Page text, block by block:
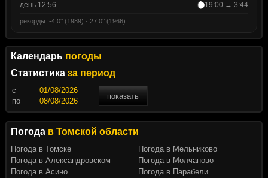
день 12:56
19:00 → 3:44
рекорды: -4.0° (1989) · 27.0° (1966)
Календарь погоды
Статистика за период
c
показать
по
Погода в Томской области
Погода в Томске
Погода в Александровском
Погода в Асино
Погода в Мельниково
Погода в Молчаново
Погода в Парабели